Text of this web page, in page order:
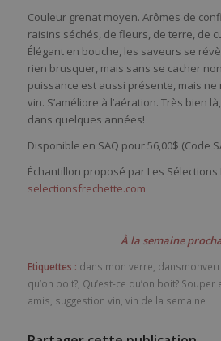
Couleur grenat moyen. Arômes de
raisins séchés, de fleurs, de terre, de
Élégant en bouche, les saveurs se
rien brusquer, mais sans se cacher
puissance est aussi présente, mais ne
vin. S’améliore à l’aération. Très bien
dans quelques années!
Disponible en SAQ pour 56,00$ (Code
Échantillon proposé par Les Sélections
selectionsfrechette.com
À la semaine
Etiquettes : dans mon verre,
qu’on boit?, Qu’est-ce qu’on boit? Souper
amis, suggestion vin, vin de la semaine